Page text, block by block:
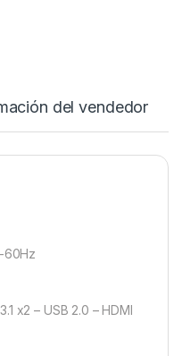
del vendedor
60Hz
x2 – USB 2.0 – HDMI